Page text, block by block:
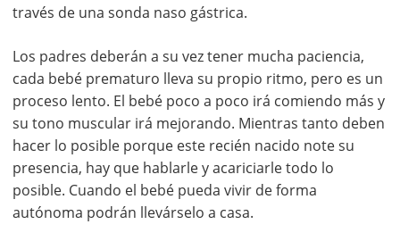
través de una sonda naso gástrica.
Los padres deberán a su vez tener mucha paciencia,
cada bebé prematuro lleva su propio ritmo, pero es un
proceso lento. El bebé poco a poco irá comiendo más y
su tono muscular irá mejorando. Mientras tanto deben
hacer lo posible porque este recién nacido note su
presencia, hay que hablarle y acariciarle todo lo
posible. Cuando el bebé pueda vivir de forma
autónoma podrán llevárselo a casa.